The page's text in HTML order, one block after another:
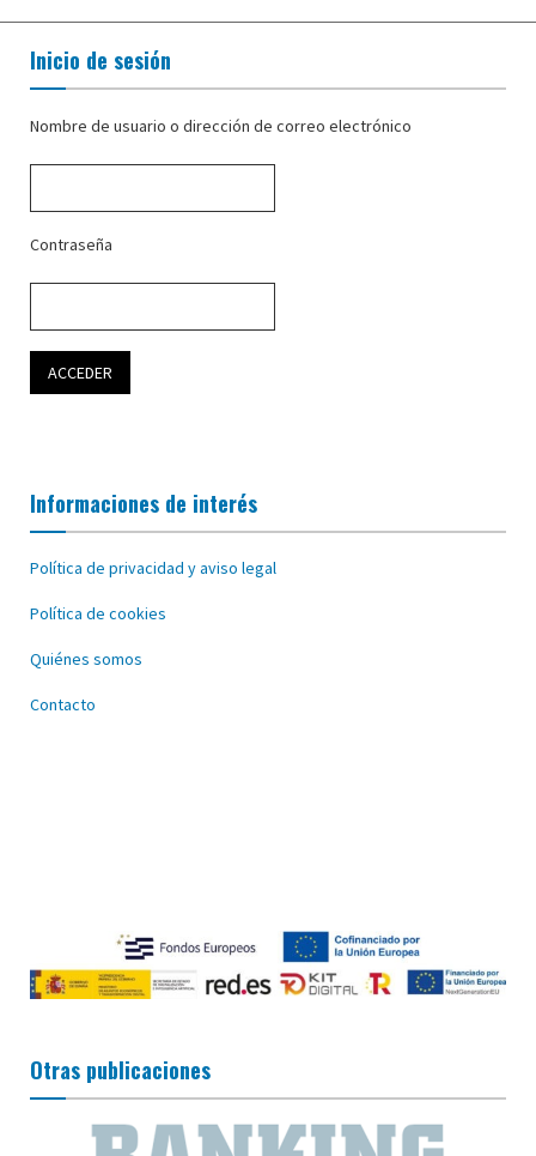
Inicio de sesión
Nombre de usuario o dirección de correo electrónico
Contraseña
Informaciones de interés
Política de privacidad y aviso legal
Política de cookies
Quiénes somos
Contacto
Otras publicaciones